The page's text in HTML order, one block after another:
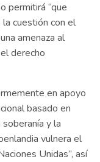
permitirá “que
la cuestión con el
amenaza al
derecho
en apoyo
basado en
y la
vulnera el
Unidas”, así